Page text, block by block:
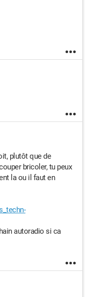
plutôt que de
bricoler, tu peux
la ou il faut en
autoradio si ca